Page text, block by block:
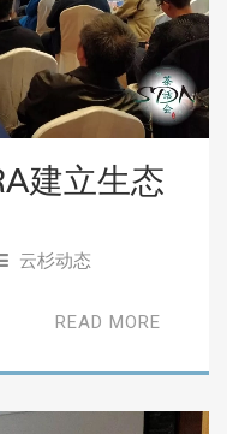
建立生态
云杉动态
READ MORE